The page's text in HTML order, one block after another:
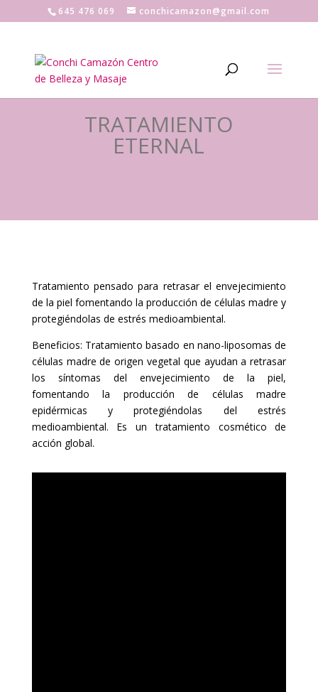
645 476 069 conchicamazon@gmail.com
TRATAMIENTO
ETERNAL
Tratamiento pensado para retrasar el envejecimiento
de la piel fomentando la producción de células madre y
protegiéndolas de estrés medioambiental.
Beneficios: Tratamiento basado en nano-liposomas de
células madre de origen vegetal que ayudan a retrasar
los síntomas del envejecimiento de la piel,
fomentando la producción de células madre
epidérmicas y protegiéndolas del estrés
medioambiental. Es un tratamiento cosmético de
acción global.